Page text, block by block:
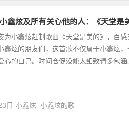
鑫炫及所有关心他的人：《天堂是
为小鑫炫赶制歌曲《天堂是美的》，百
鑫炫的朋友们，这首歌不仅属于小鑫炫
心的自己。时间仓促没能太细致请多包涵
日 小鑫炫 小鑫炫的歌